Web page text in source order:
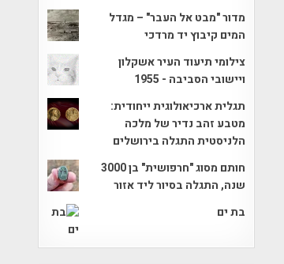
מדור "מבט אל העבר" – מגדל
המים קיבוץ יד מרדכי
צילומי תיעוד העיר אשקלון
ויישובי הסביבה - 1955
תגלית ארכיאולוגית ייחודית:
מטבע זהב נדיר של מלכה
הלניסטית התגלה בירושלים
חותם מסוג "חרפושית" בן 3000
שנה, התגלה בסיור ליד אזור
בת ים